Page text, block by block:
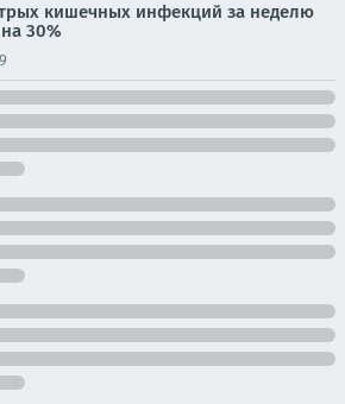
кишечных инфекций за неделю
30%